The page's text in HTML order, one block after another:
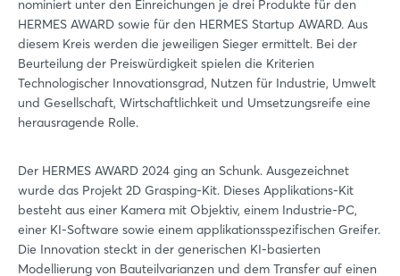
nominiert unter den Einreichungen je drei Produkte für den
HERMES AWARD sowie für den HERMES Startup AWARD. Aus
diesem Kreis werden die jeweiligen Sieger ermittelt. Bei der
Beurteilung der Preiswürdigkeit spielen die Kriterien
Technologischer Innovationsgrad, Nutzen für Industrie, Umwelt
und Gesellschaft, Wirtschaftlichkeit und Umsetzungsreife eine
herausragende Rolle.
Der HERMES AWARD 2024 ging an Schunk. Ausgezeichnet
wurde das Projekt 2D Grasping-Kit. Dieses Applikations-Kit
besteht aus einer Kamera mit Objektiv, einem Industrie-PC,
einer KI-Software sowie einem applikationsspezifischen Greifer.
Die Innovation steckt in der generischen KI-basierten
Modellierung von Bauteilvarianzen und dem Transfer auf einen